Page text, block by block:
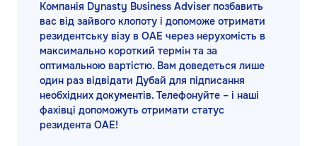
Компанія Dynasty Business Adviser позбавить
вас від зайвого клопоту і допоможе отримати
резидентську візу в ОАЕ через нерухомість в
максимально короткий термін та за
оптимальною вартістю. Вам доведеться лише
один раз відвідати Дубай для підписання
необхідних документів. Телефонуйте – і наші
фахівці допоможуть отримати статус
резидента ОАЕ!